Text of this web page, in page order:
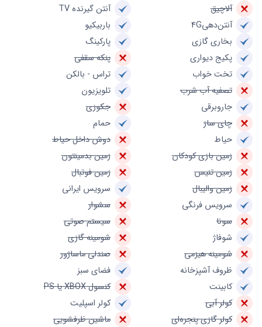
آلاچیق
آنتن گیرنده TV
آنتن‌دهی4G
باربیکیو
بخاری گازی
پارکینگ
پکیج دیواری
پنکه سقفی
تخت خواب
تراس - بالکن
تصفیه آب شرب
تلویزیون
جاروبرقی
جکوزی
چای ساز
حمام
حیاط
دوش داخل حیاط
زمین بازی کودکان
زمین بدمینتون
زمین تنیس
زمین فوتبال
زمین والیبال
سرویس ایرانی
سرویس فرنگی
سشوار
سونا
سیستم صوتی
شوفاژ
شومینه گازی
شومینه هیزمی
صندلی ماساژور
ظروف آشپزخانه
فضای سبز
کابینت
کنسول XBOX یا PS
کولر آبی
کولر اسپلیت
کولر گازی پنجره‌ای
ماشین ظرفشویی